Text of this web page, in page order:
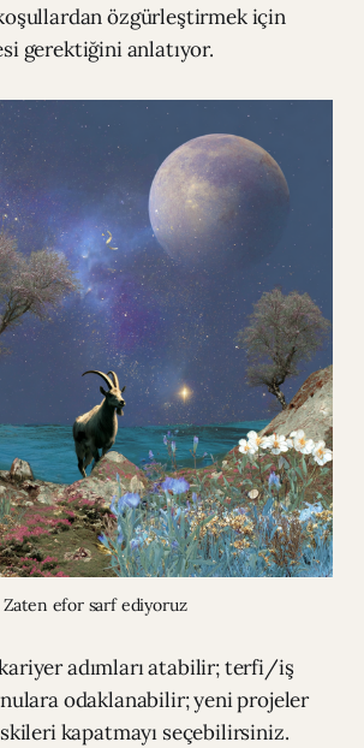
özgürleştirmek için
gerektiğini anlatıyor.
Zaten efor sarf ediyoruz
adımları atabilir; terfi/iş
odaklanabilir; yeni projeler
kapatmayı seçebilirsiniz.